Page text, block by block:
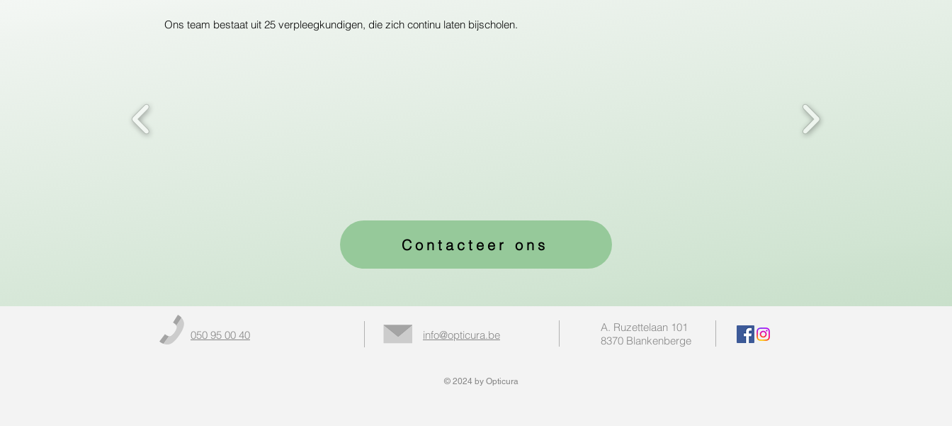
Ons team bestaat uit 25 verpleegkundigen, die zich continu laten bijscholen.
Contacteer ons
050 95 00 40 info@opticura.be
A. Ruzettelaan 101
8370 Blankenberge
© 2024 by Opticura